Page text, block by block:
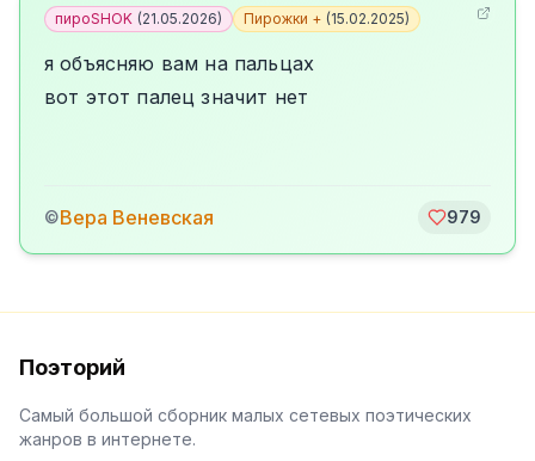
пироSHOK (21.05.2026) Пирожки + (15.02.2025)
я объясняю вам на пальцах
вот этот палец значит нет
©Вера Веневская 979
Поэторий
Самый большой сборник малых сетевых поэтических
жанров в интернете.